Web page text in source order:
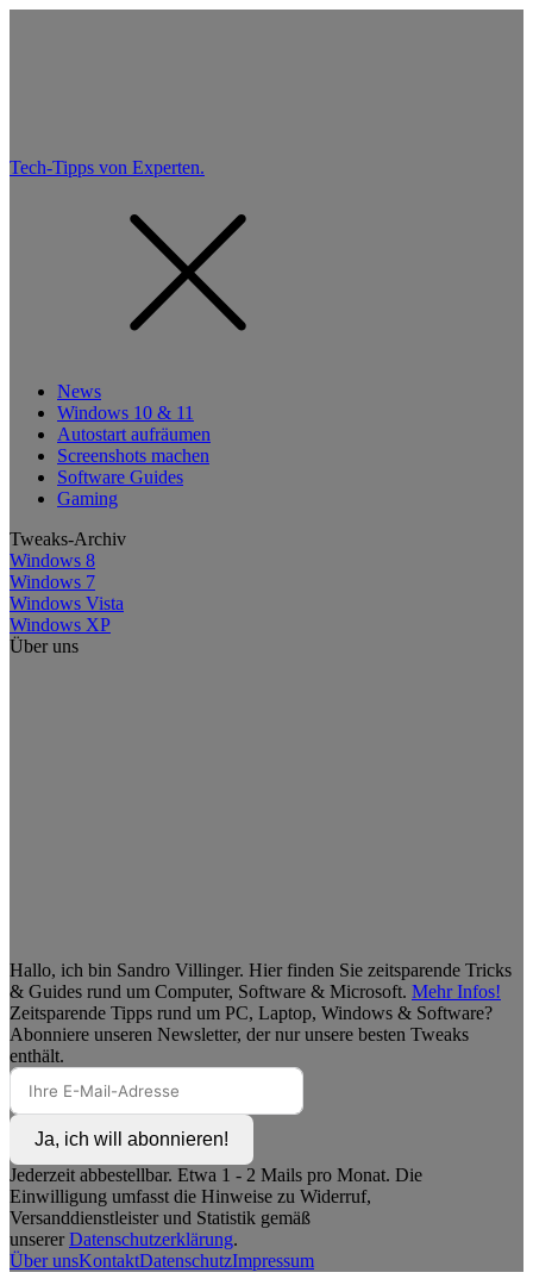
Tech-Tipps von Experten.
News
Windows 10 & 11
Autostart aufräumen
Screenshots machen
Software Guides
Gaming
Tweaks-Archiv
Windows 8
Windows 7
Windows Vista
Windows XP
Über uns
Hallo, ich bin Sandro Villinger. Hier finden Sie zeitsparende Tricks
& Guides rund um Computer, Software & Microsoft. Mehr Infos!
Zeitsparende Tipps rund um PC, Laptop, Windows & Software?
Abonniere unseren Newsletter, der nur unsere besten Tweaks
enthält.
Ja, ich will abonnieren!
Jederzeit abbestellbar. Etwa 1 - 2 Mails pro Monat. Die
Einwilligung umfasst die Hinweise zu Widerruf,
Versanddienstleister und Statistik gemäß
unsererDatenschutzerklärung.
Über unsKontaktDatenschutzImpressum